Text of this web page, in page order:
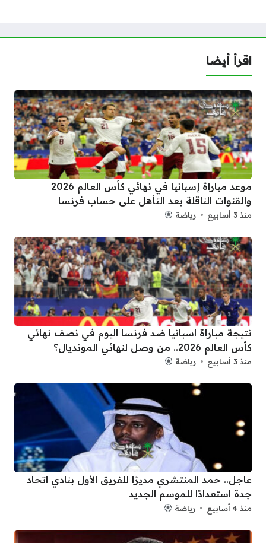
اقرأ أيضا
موعد مباراة إسبانيا في نهائي كأس العالم 2026
والقنوات الناقلة بعد التأهل على حساب فرنسا
منذ 3 أسابيع رياضة
نتيجة مباراة اسبانيا ضد فرنسا اليوم في نصف نهائي
كأس العالم 2026.. من وصل لنهائي المونديال؟
منذ 3 أسابيع رياضة
عاجل.. حمد المنتشري مديرًا للفريق الأول بنادي اتحاد
جدة استعدادًا للموسم الجديد
منذ 4 أسابيع رياضة